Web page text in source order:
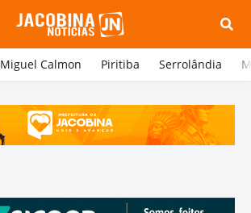
Miguel Calmon Piritiba Serrolândia